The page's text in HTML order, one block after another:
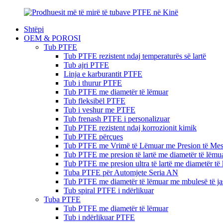
Shtëpi
OEM & POROSI
Tub PTFE
Tub PTFE rezistent ndaj temperaturës së lartë
Tub ajri PTFE
Linja e karburantit PTFE
Tub i thurur PTFE
Tub PTFE me diametër të lëmuar
Tub fleksibël PTFE
Tub i veshur me PTFE
Tub frenash PTFE i personalizuar
Tub PTFE rezistent ndaj korrozionit kimik
Tub PTFE përçues
Tub PTFE me Vrimë të Lëmuar me Presion të
Tub PTFE me presion të lartë me diametër të
Tub PTFE me presion ultra të lartë me diametër të
Tuba PTFE për Automjete Seria AN
Tub PTFE me diametër të lëmuar me mbulesë të
Tub spiral PTFE i ndërlikuar
Tuba PTFE
Tub PTFE me diametër të lëmuar
Tub i ndërlikuar PTFE